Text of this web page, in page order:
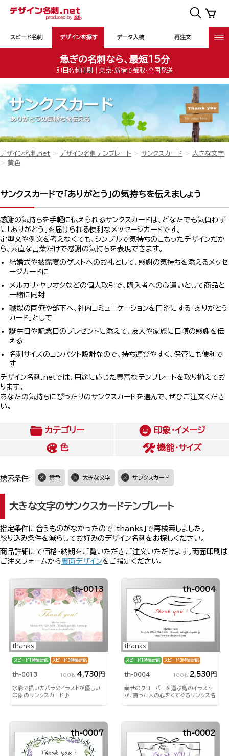
スピード名刺 デザインを探す データ入稿 再注文
急ぎの名刺なら、最短15分
即日名刺印刷｜東京・新宿で受取・全国発送
デザイン名刺.net デザイン名刺テンプレート サンクスカード
大きな文字
黄色
サンクスカードで「ありがとう」の気持ちを伝えましょう
感謝の気持ちを手軽に伝えられるサンクスカードは、どなたでも気負わず
に「ありがとう」を届けられる便利なメッセージカードです。
定型文や例文を考えなくても、シンプルで気持ちのこもったデザインだか
ら、素直な言葉だけで感謝の気持ちを表現できます。
結婚式や披露宴のゲストへのお礼として、感謝の気持ちを添えるメッセ
ージカードに
メルカリ・ヤフオクなどの個人取引で、購入者への心遣いとして商品と
一緒に同封
職場の同僚や部下へ、社内コミュニケーションを円滑にする「ありがとう
カード」として
誕生日や記念日のプレゼントに添えて、友人や家族に日頃の感謝を伝
える
名刺サイズのコンパクト設計なので、持ち運びやすく、保管にも便利で
す
デザイン名刺.netでは、用途に応じた豊富なテンプレートを取り揃えてお
ります。
あなたの気持ちにぴったりのサンクスカードを選んで、ぜひご注文くださ
い。
カテゴリー
印象・イメージ
色
機能・サイズ
検索条件: 黄色 大きな文字 サンクスカード
大きな文字のサンクスカードテンプレート
指定条件に合うものがなかったので「thanks」で再検索しました。
絞り込み条件を減らしてお好みのデザイン名刺をお探しください。
商品詳細にて価格・納期をご覧いただきご注文いただけます。両面印刷は
ご注文フォームから裏面デザインをご指定ください。
thanks
th-0013
スピード1時間対応 スピード3時間対応
th-0013 100枚 4,730円
水彩で描いたバラのイラストが優しい
印象のサンクスカード♪
thanks
th-0004
スピード1時間対応 スピード3時間対応
th-0004 100枚 2,530円
幸せのクローバーを運ぶ鳥のイラスト
が、貰った人の心をくすぐるサンクス名
th-0007 th-0002